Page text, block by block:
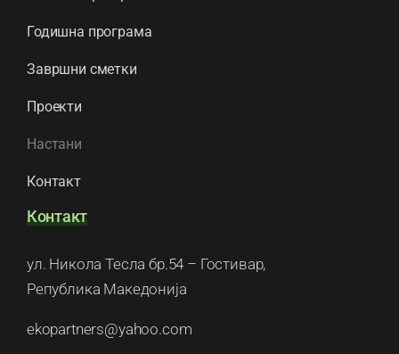
Годишна програма
Завршни сметки
Проекти
Настани
Контакт
Контакт
ул. Никола Тесла бр.54 – Гостивар,
Република Македонија
ekopartners@yahoo.com